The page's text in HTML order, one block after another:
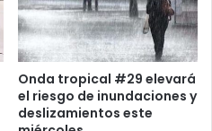
Onda tropical #29 elevará
el riesgo de inundaciones y
deslizamientos este